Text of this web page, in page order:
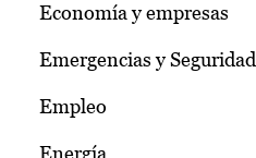
Economía y empresas
Emergencias y Seguridad
Empleo
Energía